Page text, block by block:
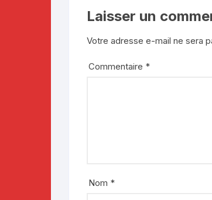
Laisser un
Votre adresse e-mail ne sera
Commentaire *
Nom *